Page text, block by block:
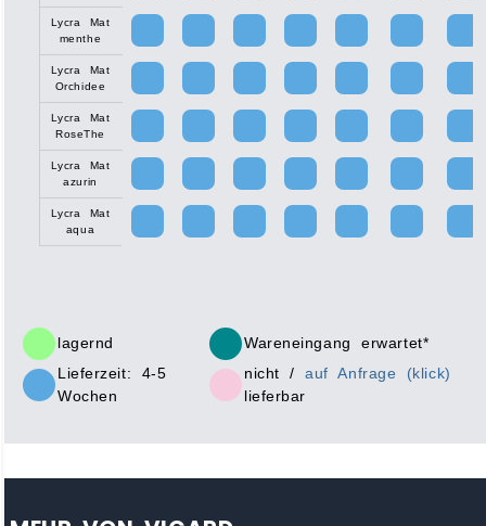
Lycra Mat
menthe
Lycra Mat
Orchidee
Lycra Mat
RoseThe
Lycra Mat
azurin
Lycra Mat
aqua
lagernd
Wareneingang erwartet*
Lieferzeit: 4-5
Wochen
nicht /auf Anfrage (klick)
lieferbar